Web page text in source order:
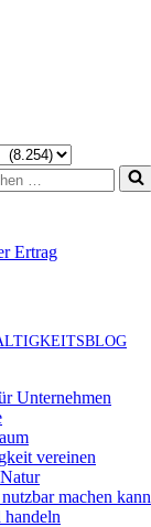
Ertrag
Unternehmen
vereinen
machen kann